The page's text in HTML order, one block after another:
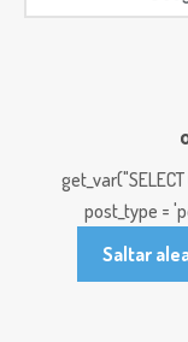
post_type =
Saltar